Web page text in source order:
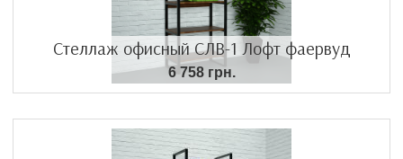
Стеллаж офисный СЛВ-1 Лофт фаервуд
6 758 грн.